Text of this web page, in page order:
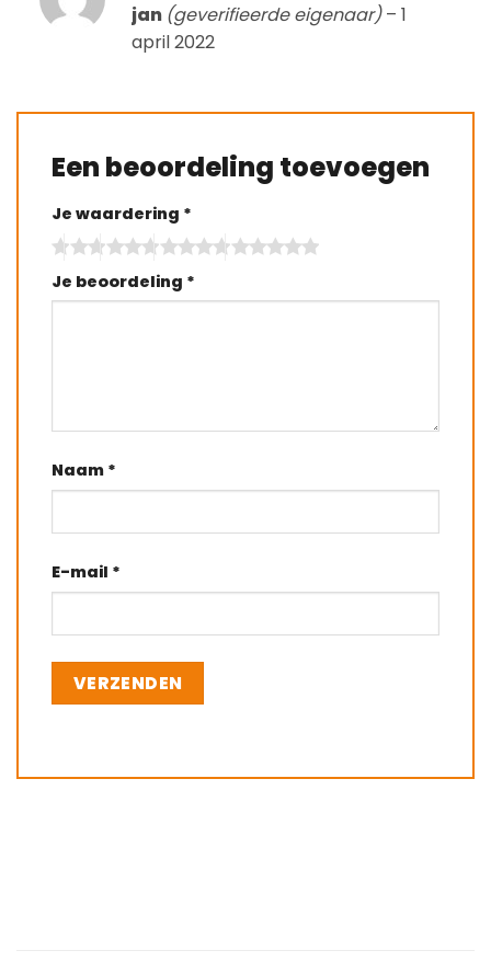
Gewaardeerd
5
uit 5
jan (geverifieerde eigenaar) – 1
april 2022
Een beoordeling toevoegen
Je waardering *
Je beoordeling *
Naam *
E-mail *